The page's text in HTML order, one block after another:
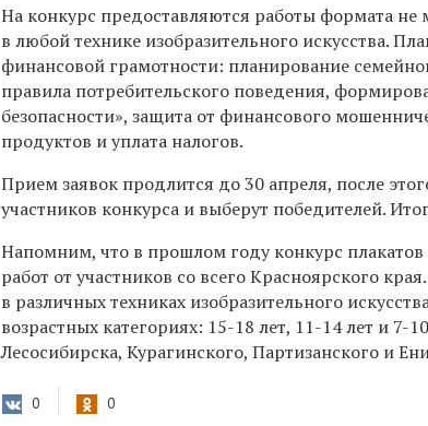
На конкурс предоставляются работы формата
в любой технике изобразительного искусства.
финансовой грамотности: планирование
правила потребительского поведения,
безопасности», защита от финансового
продуктов и уплата налогов.
Прием заявок продлится до 30 апреля, после
участников конкурса и выберут победителей.
Напомним, что в прошлом году конкурс
работ от участников со всего Красноярского
в различных техниках изобразительного
возрастных категориях: 15-18 лет, 11-14 лет и 7-
Лесосибирска, Курагинского, Партизанского и
0 0